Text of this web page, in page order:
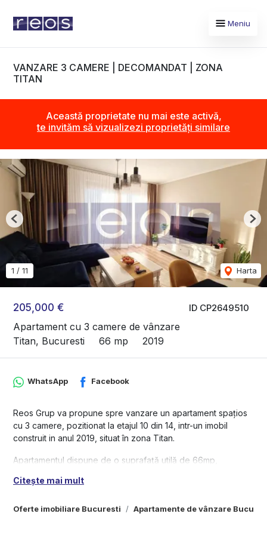
Meniu
VANZARE 3 CAMERE | DECOMANDAT | ZONA
TITAN
Această proprietate nu mai este activă,
te invităm să vizualizezi proprietăți similare
ID CP2649510
205,000 €
Apartament cu 3 camere de vânzare
Titan, Bucuresti
66 mp 2019
1 / 11 Harta
Previous
Oferte imobiliare Bucuresti Apartamente de vânzare
WhatsApp Facebook
Reos Grup va propune spre vanzare un apartament spațios
cu 3 camere, pozitionat la etajul 10 din 14, intr-un imobil
construit in anul 2019, situat în zona Titan.
Apartamentul dispune de o suprafață utilă de 66mp,
luminoase, o sufragerie generoasă,o baie,hol de acces, si o
Citește mai mult